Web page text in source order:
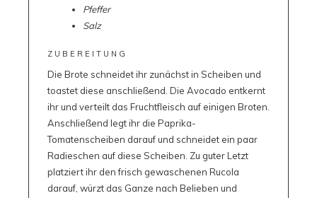
Pfeffer
Salz
ZUBEREITUNG
Die Brote schneidet ihr zunächst in Scheiben und
toastet diese anschließend. Die Avocado entkernt
ihr und verteilt das Fruchtfleisch auf einigen Broten.
Anschließend legt ihr die Paprika-
Tomatenscheiben darauf und schneidet ein paar
Radieschen auf diese Scheiben. Zu guter Letzt
platziert ihr den frisch gewaschenen Rucola
darauf, würzt das Ganze nach Belieben und